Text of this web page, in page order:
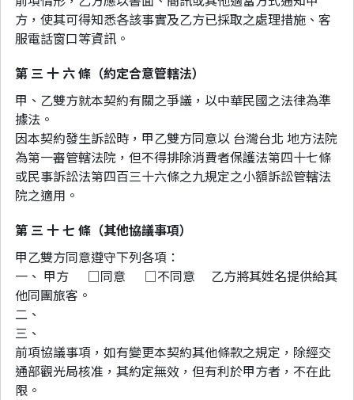
方，使其可得知悉各該事實及乙方已採取之處理措施、客
服電話窗口等資訊。
第 三 十 六 條（約定合意管轄法）
甲、乙雙方就本契約有關之爭議，以中華民國之法律為準
據法。
因本契約發生訴訟時，甲乙雙方同意以台灣台北 地方法院
為第一審管轄法院，但不得排除消費者保護法第四十七條
或民事訴訟法第四百三十六條之九規定之小額訴訟管轄法
院之適用。
第 三 十 七 條（其他協議事項）
甲乙雙方同意遵守下列各項：
一、 甲方 □同意 □不同意 乙方將其姓名提供給其
他同團旅客。
二、
三、
前項協議事項，如有變更本契約其他條款之規定，除經交
通部觀光局核准，其約定無效，但有利於甲方者，不在此
限。